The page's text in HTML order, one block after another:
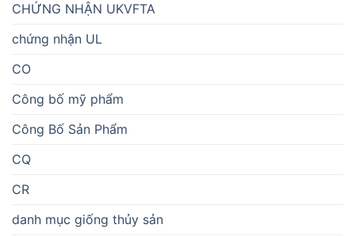
CHỨNG NHẬN UKVFTA
chứng nhận UL
CO
Công bố mỹ phẩm
Công Bố Sản Phẩm
CQ
CR
danh mục giống thủy sản